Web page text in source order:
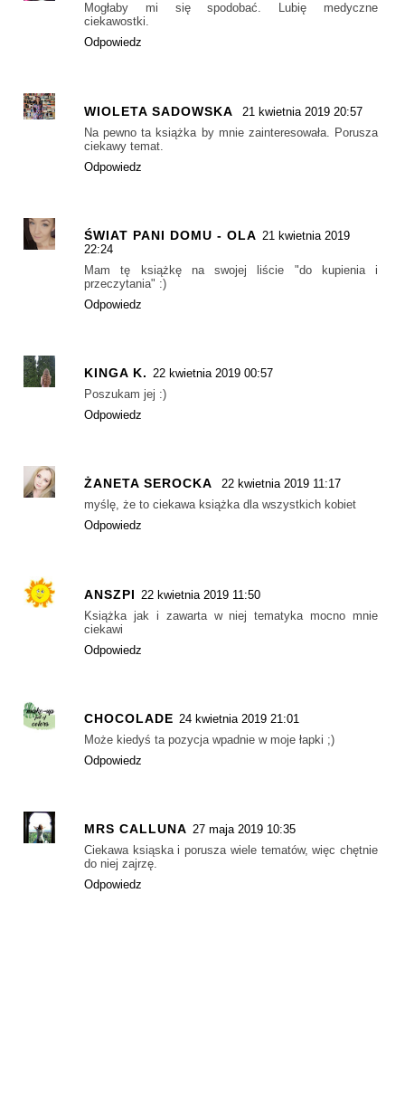
Mogłaby mi się spodobać. Lubię medyczne
ciekawostki.
Odpowiedz
WIOLETA SADOWSKA
21 kwietnia 2019 20:57
Na pewno ta książka by mnie zainteresowała. Porusza
ciekawy temat.
Odpowiedz
ŚWIAT PANI DOMU - OLA 21 kwietnia 2019
22:24
Mam tę książkę na swojej liście "do kupienia i
przeczytania" :)
Odpowiedz
KINGA K. 22 kwietnia 2019 00:57
Poszukam jej :)
Odpowiedz
ŻANETA SEROCKA
22 kwietnia 2019 11:17
myślę, że to ciekawa książka dla wszystkich kobiet
Odpowiedz
ANSZPI 22 kwietnia 2019 11:50
Książka jak i zawarta w niej tematyka mocno mnie
ciekawi
Odpowiedz
CHOCOLADE 24 kwietnia 2019 21:01
Może kiedyś ta pozycja wpadnie w moje łapki ;)
Odpowiedz
MRS CALLUNA 27 maja 2019 10:35
Ciekawa ksiąska i porusza wiele tematów, więc chętnie
do niej zajrzę.
Odpowiedz